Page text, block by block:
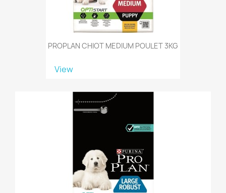
PROPLAN CHIOT MEDIUM POULET 3KG
View